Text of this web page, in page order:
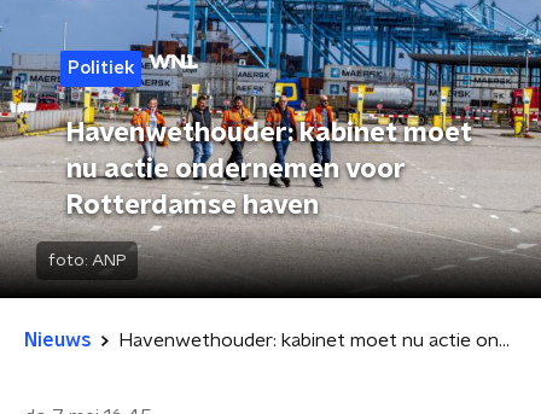
Politiek
Havenwethouder: kabinet moet
nu actie ondernemen voor
Rotterdamse haven
foto: ANP
Nieuws Havenwethouder: kabinet moet nu actie ondernemen voor Rotterdamse haven